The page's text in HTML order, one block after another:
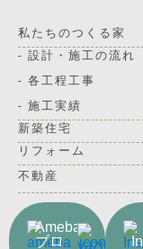
私たちのつくる家
- 設計・施工の流れ
- 各工程工事
- 施工実績
新築住宅
リフォーム
不動産
Ameba
ブロ